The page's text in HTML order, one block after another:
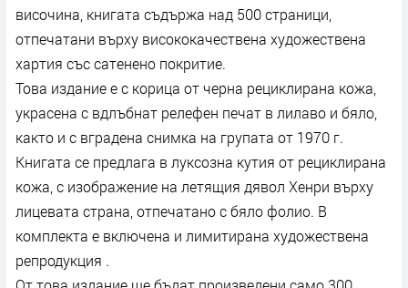
височина, книгата съдържа над 500 страници,
отпечатани върху висококачествена художествена
хартия със сатенено покритие.
Това издание е с корица от черна рециклирана кожа,
украсена с вдлъбнат релефен печат в лилаво и бяло,
както и с вградена снимка на групата от 1970 г.
Книгата се предлага в луксозна кутия от рециклирана
кожа, с изображение на летящия дявол Хенри върху
лицевата страна, отпечатано с бяло фолио. В
комплекта е включена и лимитирана художествена
репродукция .